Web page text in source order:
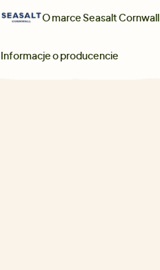
O marceSeasalt Cornwall
Informacje o producencie